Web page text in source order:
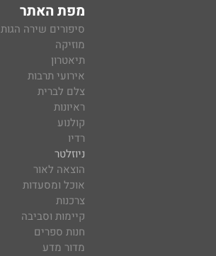
מפת האתר
סיפורים שירה הגות
מוזיקה
תיאטרון
אירועי תרבות
צלם לברית
ראיונות
קולנוע
רדיו
ניוזלטר
הוצאה לאור
אוכל ומסעדות
צרכנות
קיימות וסביבה
חנות ספרים
מדור מדע